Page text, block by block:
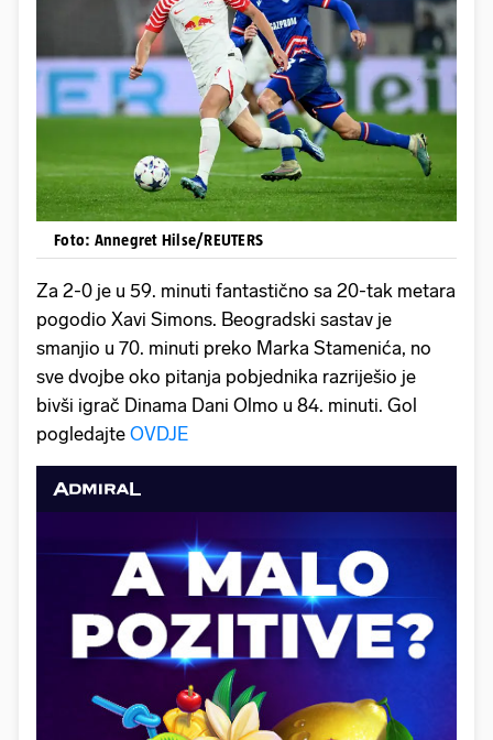
Foto: Annegret Hilse/REUTERS
Za 2-0 je u 59. minuti fantastično sa 20-tak metara
pogodio Xavi Simons. Beogradski sastav je
smanjio u 70. minuti preko Marka Stamenića, no
sve dvojbe oko pitanja pobjednika razriješio je
bivši igrač Dinama Dani Olmo u 84. minuti. Gol
pogledajte OVDJE